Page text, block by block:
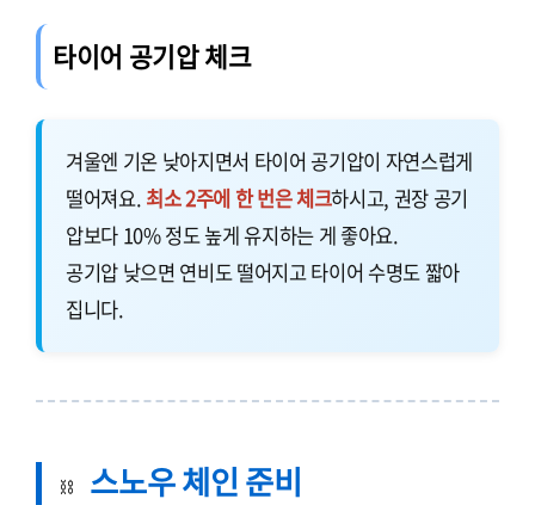
타이어 공기압 체크
겨울엔 기온 낮아지면서 타이어 공기압이 자연스럽게
떨어져요. 최소 2주에 한 번은 체크하시고, 권장 공기
압보다 10% 정도 높게 유지하는 게 좋아요.
공기압 낮으면 연비도 떨어지고 타이어 수명도 짧아
집니다.
⛓️ 스노우 체인 준비